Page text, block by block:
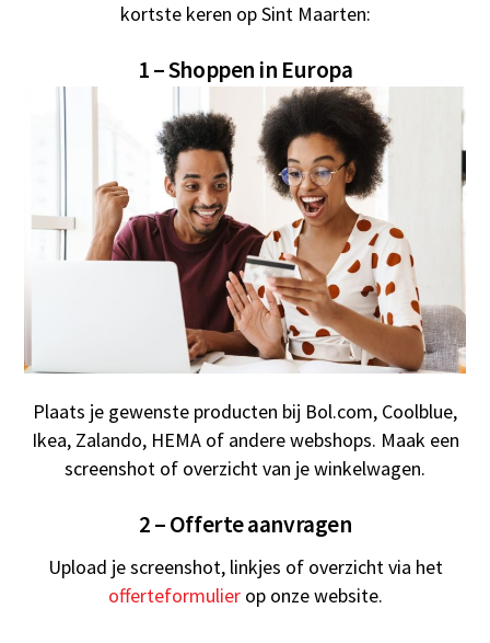
kortste keren op Sint Maarten:
1 – Shoppen in Europa
Plaats je gewenste producten bij Bol.com, Coolblue,
Ikea, Zalando, HEMA of andere webshops. Maak een
screenshot of overzicht van je winkelwagen.
2 – Offerte aanvragen
Upload je screenshot, linkjes of overzicht via het
offerteformulierop onze website.